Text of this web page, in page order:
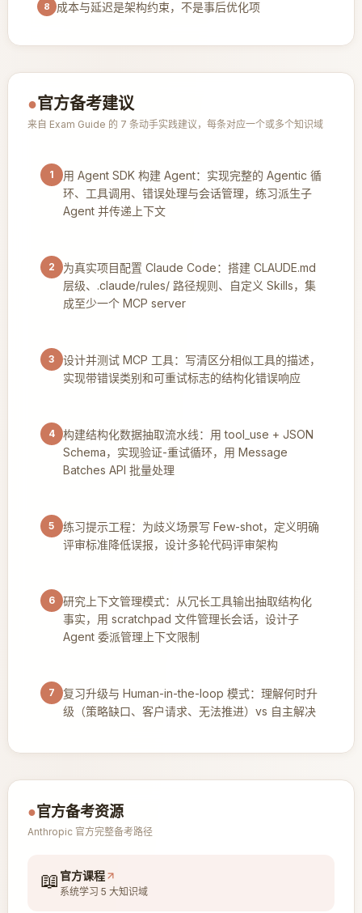
8 成本与延迟是架构约束，不是事后优化项
●官方备考建议
来自 Exam Guide 的 7 条动手实践建议，每条对应一个或多个知识域
1
用 Agent SDK 构建 Agent：实现完整的 Agentic 循
环、工具调用、错误处理与会话管理，练习派生子
Agent 并传递上下文
2
为真实项目配置 Claude Code：搭建 CLAUDE.md
层级、.claude/rules/ 路径规则、自定义 Skills，集
成至少一个 MCP server
3
设计并测试 MCP 工具：写清区分相似工具的描述，
实现带错误类别和可重试标志的结构化错误响应
4
构建结构化数据抽取流水线：用 tool_use + JSON
Schema，实现验证-重试循环，用 Message
Batches API 批量处理
5
练习提示工程：为歧义场景写 Few-shot，定义明确
评审标准降低误报，设计多轮代码评审架构
6
研究上下文管理模式：从冗长工具输出抽取结构化
事实，用 scratchpad 文件管理长会话，设计子
Agent 委派管理上下文限制
7
复习升级与 Human-in-the-loop 模式：理解何时升
级（策略缺口、客户请求、无法推进）vs 自主解决
●官方备考资源
Anthropic 官方完整备考路径
📖 官方课程
系统学习 5 大知识域